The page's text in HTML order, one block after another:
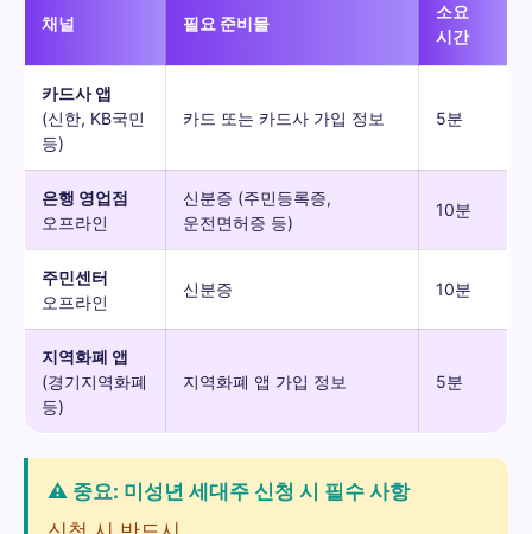
채널 필요 준비물
소요
시간
카드사 앱
(신한, KB국민
등)
카드 또는 카드사 가입 정보 5분
은행 영업점
오프라인
신분증 (주민등록증,
운전면허증 등)
10분
주민센터
오프라인
신분증 10분
지역화폐 앱
(경기지역화폐
등)
지역화폐 앱 가입 정보 5분
⚠️ 중요: 미성년 세대주 신청 시 필수 사항